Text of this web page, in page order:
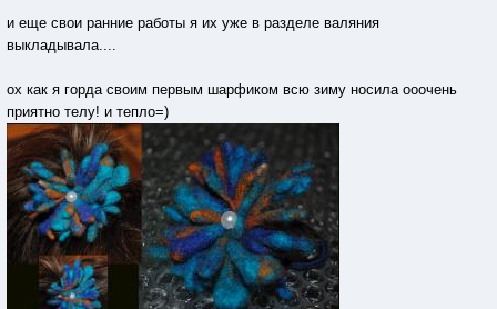
и еще свои ранние работы я их уже в разделе валяния
выкладывала....
ох как я горда своим первым шарфиком всю зиму носила ооочень
приятно телу! и тепло=)